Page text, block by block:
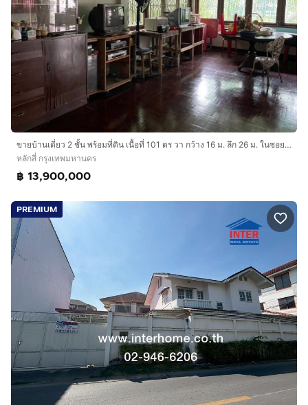
ขายบ้านเดี่ยว 2 ชั้น พร้อมที่ดิน เนื้อที่ 101 ตร วา กว้าง 16 ม. ลึก 26 ม. ในซอยวิภาวดี60 ใกล้ ม เกษตร บางเขน bts สีเขียวบางบัว เจ้าของขายเอง
หลักสี่ กรุงเทพมหานคร
฿ 13,900,000
PREMIUM